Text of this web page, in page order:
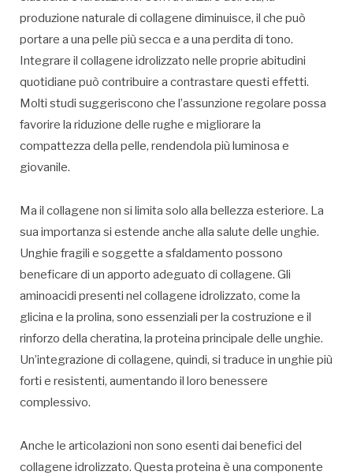
produzione naturale di collagene diminuisce, il che può
portare a una pelle più secca e a una perdita di tono.
Integrare il collagene idrolizzato nelle proprie abitudini
quotidiane può contribuire a contrastare questi effetti.
Molti studi suggeriscono che l’assunzione regolare possa
favorire la riduzione delle rughe e migliorare la
compattezza della pelle, rendendola più luminosa e
giovanile.
Ma il collagene non si limita solo alla bellezza esteriore. La
sua importanza si estende anche alla salute delle unghie.
Unghie fragili e soggette a sfaldamento possono
beneficare di un apporto adeguato di collagene. Gli
aminoacidi presenti nel collagene idrolizzato, come la
glicina e la prolina, sono essenziali per la costruzione e il
rinforzo della cheratina, la proteina principale delle unghie.
Un’integrazione di collagene, quindi, si traduce in unghie più
forti e resistenti, aumentando il loro benessere
complessivo.
Anche le articolazioni non sono esenti dai benefici del
collagene idrolizzato. Questa proteina è una componente